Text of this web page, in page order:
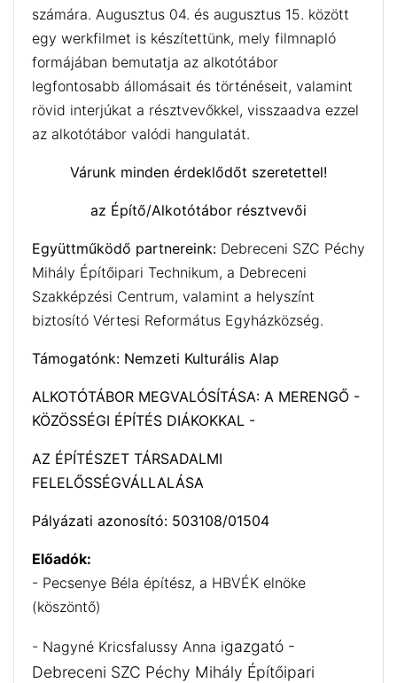
számára. Augusztus 04. és augusztus 15. között
egy werkfilmet is készítettünk, mely filmnapló
formájában bemutatja az alkotótábor
legfontosabb állomásait és történéseit, valamint
rövid interjúkat a résztvevőkkel, visszaadva ezzel
az alkotótábor valódi hangulatát.
Várunk minden érdeklődőt szeretettel!
az Építő/Alkotótábor résztvevői
Együttműködő partnereink: Debreceni SZC Péchy
Mihály Építőipari Technikum, a Debreceni
Szakképzési Centrum, valamint a helyszínt
biztosító Vértesi Református Egyházközség.
Támogatónk: Nemzeti Kulturális Alap
ALKOTÓTÁBOR MEGVALÓSÍTÁSA: A MERENGŐ -
KÖZÖSSÉGI ÉPÍTÉS DIÁKOKKAL -
AZ ÉPÍTÉSZET TÁRSADALMI
FELELŐSSÉGVÁLLALÁSA
Pályázati azonosító: 503108/01504
Előadók:
- Pecsenye Béla építész, a HBVÉK elnöke
(köszöntő)
- Nagyné Kricsfalussy Anna igazgató -
Debreceni SZC Péchy Mihály Építőipari